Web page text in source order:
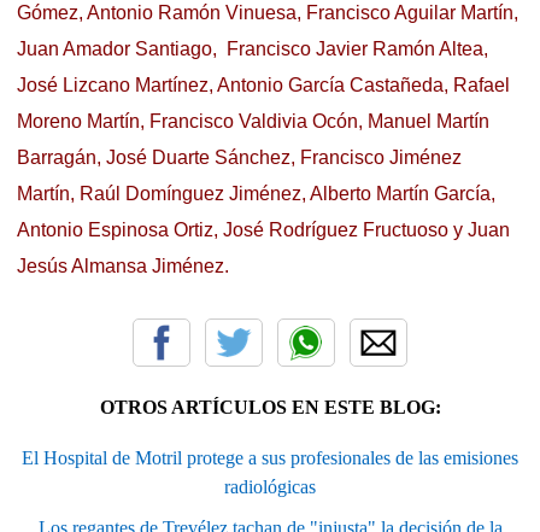
Gómez, Antonio Ramón Vinuesa, Francisco Aguilar Martín,
Juan Amador Santiago, Francisco Javier Ramón Altea,
José Lizcano Martínez, Antonio García Castañeda, Rafael
Moreno Martín, Francisco Valdivia Ocón, Manuel Martín
Barragán, José Duarte Sánchez, Francisco Jiménez
Martín, Raúl Domínguez Jiménez, Alberto Martín García,
Antonio Espinosa Ortiz, José Rodríguez Fructuoso y Juan
Jesús Almansa Jiménez.
OTROS ARTÍCULOS EN ESTE BLOG:
El Hospital de Motril protege a sus profesionales de las emisiones
radiológicas
Los regantes de Trevélez tachan de "injusta" la decisión de la